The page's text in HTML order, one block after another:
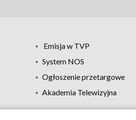
Emisja w TVP
System NOS
Ogłoszenie przetargowe
Akademia Telewizyjna